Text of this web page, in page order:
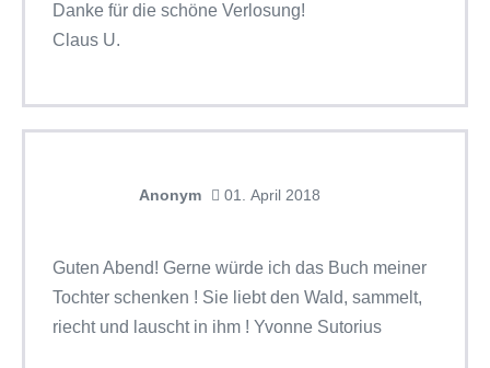
Danke für die schöne Verlosung!
Claus U.
Anonym 01. April 2018
Guten Abend! Gerne würde ich das Buch meiner
Tochter schenken ! Sie liebt den Wald, sammelt,
riecht und lauscht in ihm ! Yvonne Sutorius